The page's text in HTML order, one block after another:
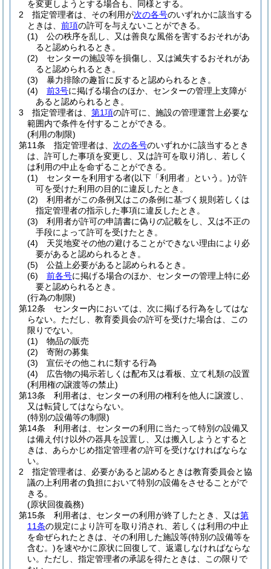
を変更しようとする場合も、同様とする。
2
指定管理者は、その利用が次の各号のいずれかに該当する
ときは、 前項の許可を与えないことができる。
(1)
公の秩序を乱し、又は善良な風俗を害するおそれがあ
ると認められるとき。
(2)
センターの施設等を損傷し、又は滅失するおそれがあ
ると認められるとき。
(3)
暴力排除の趣旨に反すると認められるとき。
(4)
前3号に掲げる場合のほか、センターの管理上支障が
あると認められるとき。
3
指定管理者は、 第1項の許可に、施設の管理運営上必要な
範囲内で条件を付することができる。
(利用の制限)
第11条
指定管理者は、 次の各号のいずれかに該当するとき
は、許可した事項を変更し、又は許可を取り消し、若しく
は利用の中止を命ずることができる。
(1)
センターを利用する者(以下「利用者」という。)が許
可を受けた利用の目的に違反したとき。
(2)
利用者がこの条例又はこの条例に基づく規則若しくは
指定管理者の指示した事項に違反したとき。
(3)
利用者が許可の申請書に偽りの記載をし、又は不正の
手段によって許可を受けたとき。
(4)
天災地変その他の避けることができない理由により必
要があると認められるとき。
(5)
公益上必要があると認められるとき。
(6)
前各号に掲げる場合のほか、センターの管理上特に必
要と認められるとき。
(行為の制限)
第12条
センター内においては、次に掲げる行為をしてはな
らない。 ただし、教育委員会の許可を受けた場合は、この
限りでない。
(1)
物品の販売
(2)
寄附の募集
(3)
宣伝その他これに類する行為
(4)
広告物の掲示若しくは配布又は看板、立て札類の設置
(利用権の譲渡等の禁止)
第13条
利用者は、センターの利用の権利を他人に譲渡し、
又は転貸してはならない。
(特別の設備等の制限)
第14条
利用者は、センターの利用に当たって特別の設備又
は備え付け以外の器具を設置し、又は搬入しようとすると
きは、あらかじめ指定管理者の許可を受けなければならな
い。
2
指定管理者は、必要があると認めるときは教育委員会と協
議の上利用者の負担において特別の設備をさせることがで
きる。
(原状回復義務)
第15条
利用者は、センターの利用が終了したとき、又は第
11条の規定により許可を取り消され、若しくは利用の中止
を命ぜられたときは、その利用した施設等(特別の設備等を
含む。)を速やかに原状に回復して、返還しなければならな
い。 ただし、指定管理者の承認を得たときは、この限りで